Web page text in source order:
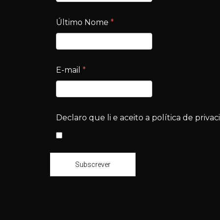
Último Nome *
E-mail *
Declaro que li e aceito a política de
Subscrever